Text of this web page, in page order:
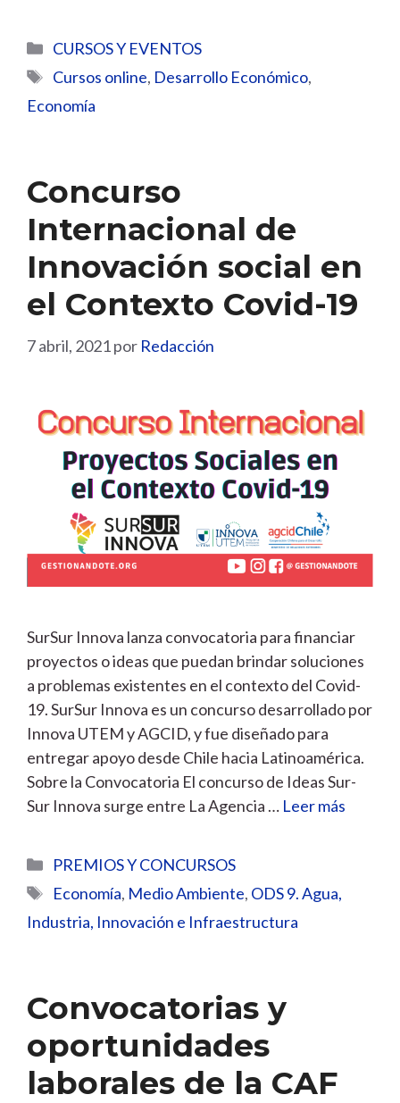
Categorías
CURSOS Y EVENTOS
Etiquetas
Cursos online, Desarrollo Económico,
Economía
Concurso
Internacional de
Innovación social en
el Contexto Covid-19
7 abril, 2021por Redacción
SurSur Innova lanza convocatoria para financiar
proyectos o ideas que puedan brindar soluciones
a problemas existentes en el contexto del Covid-
19. SurSur Innova es un concurso desarrollado por
Innova UTEM y AGCID, y fue diseñado para
entregar apoyo desde Chile hacia Latinoamérica.
Sobre la Convocatoria El concurso de Ideas Sur-
Sur Innova surge entre La Agencia … Leer más
Categorías
PREMIOS Y CONCURSOS
Etiquetas
Economía, Medio Ambiente, ODS 9. Agua,
Industria, Innovación e Infraestructura
Convocatorias y
oportunidades
laborales de la CAF